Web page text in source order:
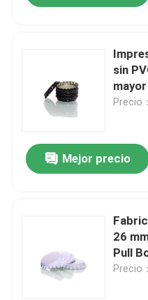
sin
mayor
Precio
Mejor precio
26
Pull
Precio